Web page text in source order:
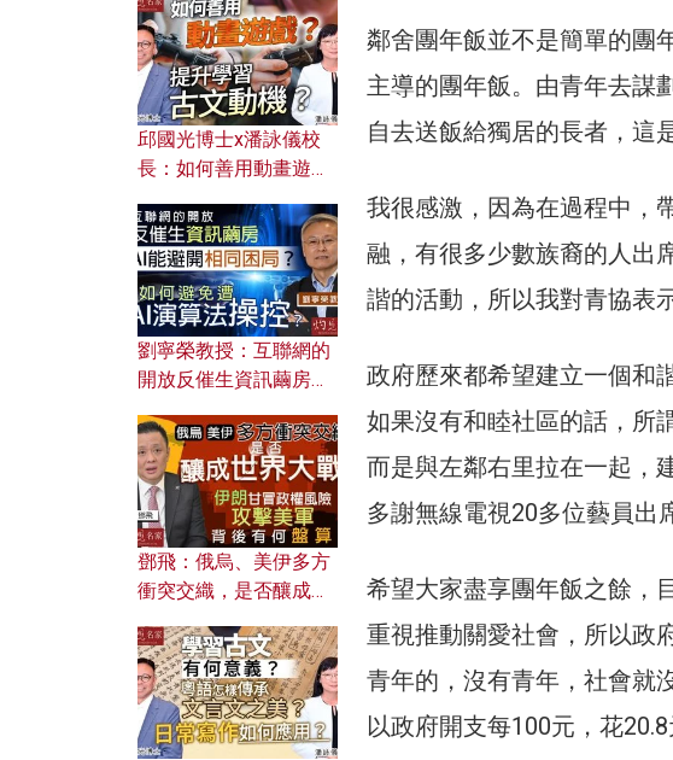
鄰舍團年飯並不是簡單的團
主導的團年飯。由青年去謀
自去送飯給獨居的長者，這
我很感激，因為在過程中，
融，有很多少數族裔的人出
諧的活動，所以我對青協表
政府歷來都希望建立一個和
如果沒有和睦社區的話，所
而是與左鄰右里拉在一起，
多謝無線電視20多位藝員出
希望大家盡享團年飯之餘，
重視推動關愛社會，所以政
青年的，沒有青年，社會就
以政府開支每100元，花20.8
加是如何養成的？
邱國光博士x潘詠儀校
長：如何善用動畫遊戲
劉寧榮教授：互聯網的
開放反催生資訊繭房，
何避免遭AI演算法操
控？
鄧飛：俄烏、美伊多方
衝突交織，是否釀成世
風險攻擊美軍，背後有
何盤算？